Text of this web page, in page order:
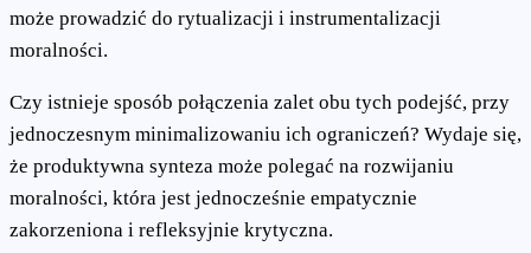
może prowadzić do rytualizacji i instrumentalizacji
moralności.
Czy istnieje sposób połączenia zalet obu tych podejść, przy
jednoczesnym minimalizowaniu ich ograniczeń? Wydaje się,
że produktywna synteza może polegać na rozwijaniu
moralności, która jest jednocześnie empatycznie
zakorzeniona i refleksyjnie krytyczna.